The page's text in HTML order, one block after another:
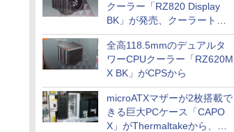
クーラー「RZ820 Display
BK」が発売、クーラートッ
プに5インチ液晶搭載
全高118.5mmのデュアルタ
ワーCPUクーラー「RZ620M
X BK」がCPSから
microATXマザーが2枚搭載で
きる巨大PCケース「CAPO
X」がThermaltakeから、カ